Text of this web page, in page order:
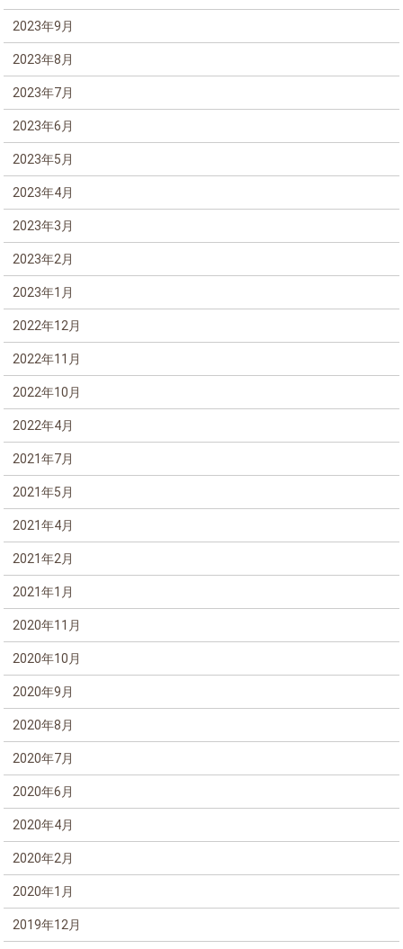
2023年9月
2023年8月
2023年7月
2023年6月
2023年5月
2023年4月
2023年3月
2023年2月
2023年1月
2022年12月
2022年11月
2022年10月
2022年4月
2021年7月
2021年5月
2021年4月
2021年2月
2021年1月
2020年11月
2020年10月
2020年9月
2020年8月
2020年7月
2020年6月
2020年4月
2020年2月
2020年1月
2019年12月